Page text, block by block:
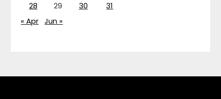
28
29 30
31
« Apr Jun »